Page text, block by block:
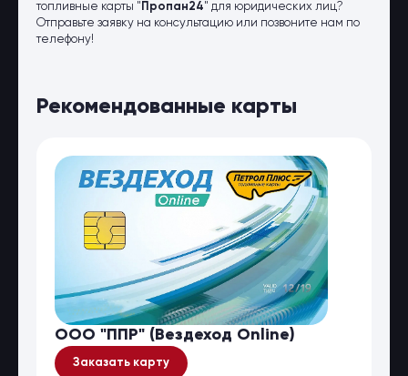
топливные карты " Пропан24" для юридических лиц?
Отправьте заявку на консультацию или позвоните нам по
телефону!
Рекомендованные карты
ООО "ППР" (Вездеход Online)
Заказать карту